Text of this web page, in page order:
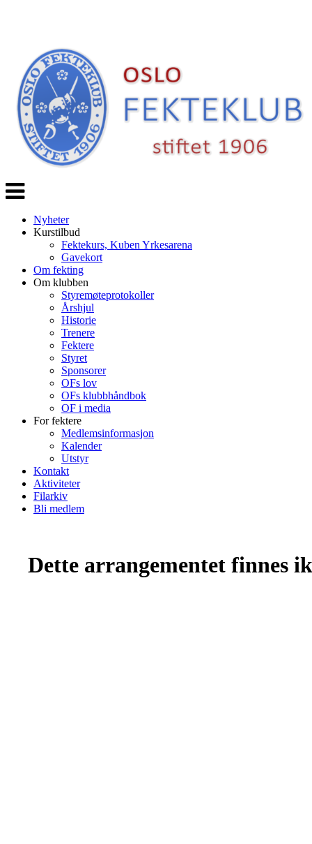
Veksle
navigasjon
Nyheter
Kurstilbud
Fektekurs, Kuben Yrkesarena
Gavekort
Om fekting
Om klubben
Styremøteprotokoller
Årshjul
Historie
Trenere
Fektere
Styret
Sponsorer
OFs lov
OFs klubbhåndbok
OF i media
For fektere
Medlemsinformasjon
Kalender
Utstyr
Kontakt
Aktiviteter
Filarkiv
Bli medlem
Dette arrangementet finnes